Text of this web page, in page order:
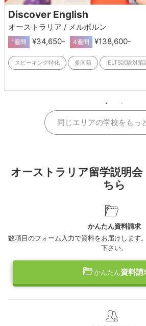
Discover English
オーストラリア / メルボルン
1週間 ¥34,650- 4週間 ¥138,600-
スピーキング特化 多国籍 IELTS試験対策
同じエリアの学校をもっ
オーストラリア留学説明会
ちら
かんたん資料請求
数項目のフォーム入力で資料をお届けします
下さい。
かんたん資料請